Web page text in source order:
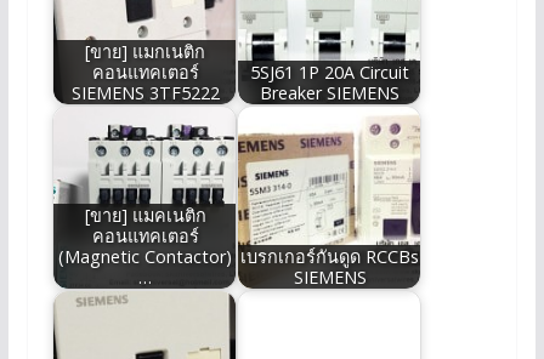
[ขาย] แมกเนติก
คอนแทคเตอร์
SIEMENS 3TF5222
5SJ61 1P 20A Circuit
Breaker SIEMENS
[ขาย] แมคเนติก
คอนแทคเตอร์
(Magnetic Contactor)
…
เบรกเกอร์กันดูด RCCBs
SIEMENS